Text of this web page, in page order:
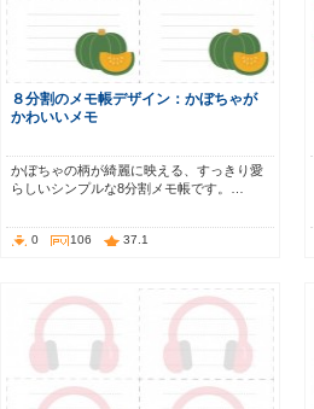
８分割のメモ帳デザイン：かぼちゃが
かわいいメモ
かぼちゃの柄が綺麗に映える、すっきり愛
らしいシンプルな8分割メモ帳です。…
0 106 37.1